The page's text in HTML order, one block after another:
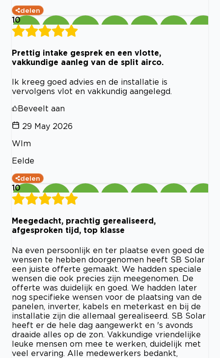
delen
10
Prettig intake gesprek en een vlotte,
vakkundige aanleg van de split airco.
Ik kreeg goed advies en de installatie is
vervolgens vlot en vakkundig aangelegd.
Beveelt aan
29 May 2026
WIm
Eelde
delen
10
Meegedacht, prachtig gerealiseerd,
afgesproken tijd, top klasse
Na even persoonlijk en ter plaatse even goed de
wensen te hebben doorgenomen heeft SB Solar
een juiste offerte gemaakt. We hadden speciale
wensen die ook precies zijn meegenomen. De
offerte was duidelijk en goed. We hadden later
nog specifieke wensen voor de plaatsing van de
panelen, inverter, kabels en meterkast en bij de
installatie zijn die allemaal gerealiseerd. SB Solar
heeft er de hele dag aangewerkt en 's avonds
draaide alles op de zon. Vakkundige vriendelijke
leuke mensen om mee te werken, duidelijk met
veel ervaring. Alle medewerkers bedankt,